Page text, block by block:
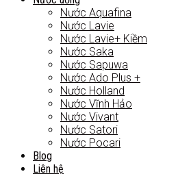
Nước Aquafina
Nước Lavie
Nước Lavie+ Kiềm
Nước Saka
Nước Sapuwa
Nước Ado Plus +
Nước Holland
Nước Vĩnh Hảo
Nước Vivant
Nước Satori
Nước Pocari
Blog
Liên hệ